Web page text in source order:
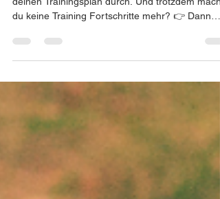
Du gehst regelmäßig ins Fitnessstudio. Du ziehst
du keine Training Fortschritte mehr? 👉 Dann
machst Viele trainieren – aber nicht richtig. Der
Trainingsplan wird einfach abgearbeitet: Übung
Übung, Satz für Satz. 👉 Doch genau so
entstehen keine Training Fortschritte . Dein
reagiert nicht auf „durchziehen", sondern auf